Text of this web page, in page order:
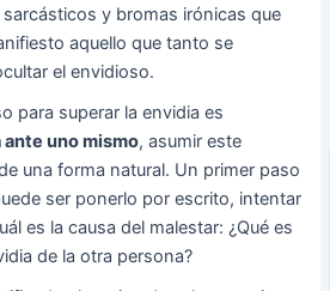
y bromas irónicas que
aquello que tanto se
el envidioso.
para superar la envidia es
uno mismo, asumir este
una forma natural. Un primer paso
ser ponerlo por escrito, intentar
es la causa del malestar: ¿Qué es
de la otra persona?